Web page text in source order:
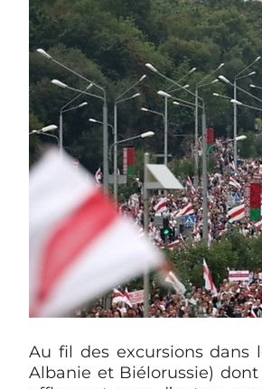
Au fil des excursions dans
Albanie et Biélorussie) dont